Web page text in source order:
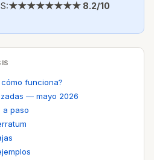
★★★★★★★★ 8.2/10
cómo funciona?
— mayo 2026
a paso